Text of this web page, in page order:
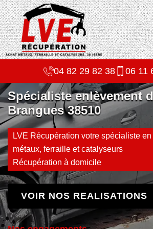
04 82 29 82 38 06 11
Spécialiste enlèvement
Brangues 38510
LVE Récupération votre spécialiste
métaux, ferraille et catalyseurs
Récupération à domicile
VOIR NOS REALISATIONS